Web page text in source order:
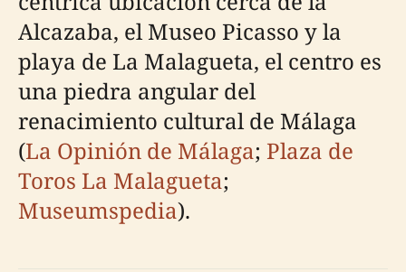
Alcazaba, el Museo Picasso y la
playa de La Malagueta, el centro es
una piedra angular del
renacimiento cultural de Málaga
(La Opinión de Málaga; Plaza de
Toros La Malagueta;
Museumspedia).